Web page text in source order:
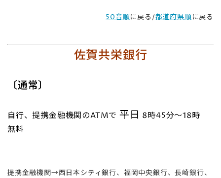
50音順に戻る/都道府県順に戻る
佐賀共栄銀行
〔通常〕
自行、提携金融機関のATMで平日 8時45分～18時
無料
提携金融機関→西日本シティ銀行、福岡中央銀行、長崎銀行、